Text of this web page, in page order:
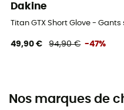
Dakine
Titan GTX Short Glove -
49,90 € 94,90 € -47%
Nos marques de